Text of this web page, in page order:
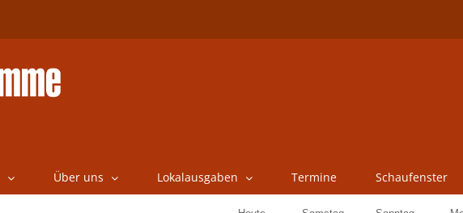
Über uns Lokalausgaben Termine Schaufenster